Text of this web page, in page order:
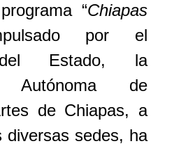
“Chiapas
por el
Estado, la
Autónoma de
de Chiapas, a
diversas sedes, ha